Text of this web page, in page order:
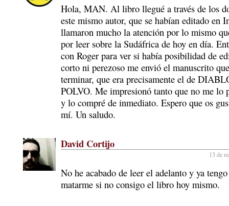
Hola, MAN. Al libro llegué a través de los
este mismo autor, que se habían editado en
llamaron mucho la atención por lo mismo
por leer sobre la Sudáfrica de hoy en día.
con Roger para ver si había posibilidad de
corto ni perezoso me envió el manuscrito
terminar, que era precisamente el de
POLVO. Me impresionó tanto que no me lo
y lo compré de inmediato. Espero que os
mí. Un saludo.
David Cortijo
13 de
No he acabado de leer el adelanto y ya
matarme si no consigo el libro hoy mismo.